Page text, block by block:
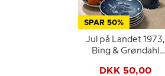
SPAR 50%
Jul på Landet 1973,
Bing & Grøndahl
DKK 50,00